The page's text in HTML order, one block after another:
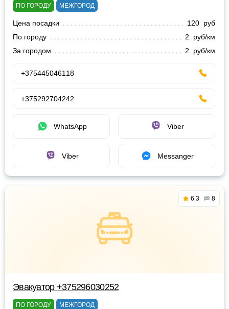
ПО ГОРОДУ МЕЖГОРОД
Цена посадки
120 руб
По городу
2 руб/км
За городом
2 руб/км
+375445046118
+375292704242
WhatsApp Viber
Viber Messanger
6.3 8
Эвакуатор +375296030252
ПО ГОРОДУ МЕЖГОРОД